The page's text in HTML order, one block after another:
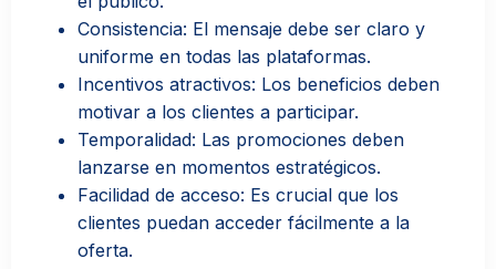
Consistencia: El mensaje debe ser claro y
uniforme en todas las plataformas.
Incentivos atractivos: Los beneficios deben
motivar a los clientes a participar.
Temporalidad: Las promociones deben
lanzarse en momentos estratégicos.
Facilidad de acceso: Es crucial que los
clientes puedan acceder fácilmente a la
oferta.